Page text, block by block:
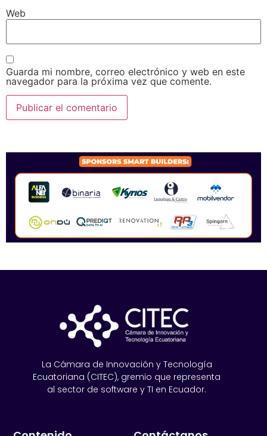
Web
Guarda mi nombre, correo electrónico y web en este
navegador para la próxima vez que comente.
La Cámara de Innovación y Tecnología
Ecuatoriana (CITEC), gremio que representa
al sector de software y TI en Ecuador.